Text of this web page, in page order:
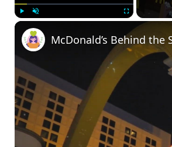
Fullscreen
McDonald’s Behind the